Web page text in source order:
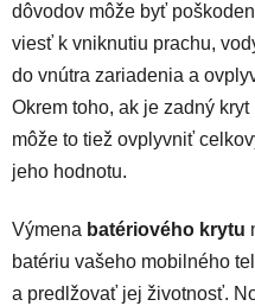
dôvodov môže byť
viesť k vniknutiu prachu,
do vnútra zariadenia a
Okrem toho, ak je zadný
môže to tiež ovplyvniť
jeho hodnotu.
Výmena batériového krytu
batériu vašeho mobilného
a predlžovať jej životnosť.